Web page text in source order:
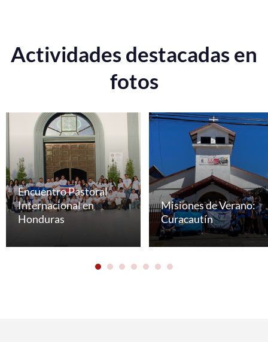
Actividades destacadas en
fotos
Encuentro Pastoral
Internacional en
Honduras
Misiones de Verano:
Curacautín